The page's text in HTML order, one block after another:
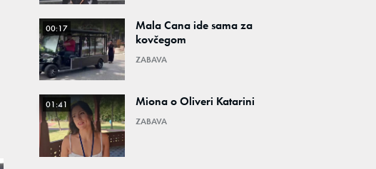
00:17
Mala Cana ide sama za
kovčegom
ZABAVA
01:41 Miona o Oliveri Katarini
ZABAVA